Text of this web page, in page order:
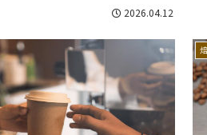
2026.04.12